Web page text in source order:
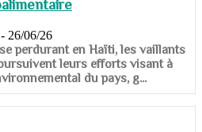
- 26/06/26
perdurant en Haïti, les vaillants
leurs efforts visant à
du pays, g...